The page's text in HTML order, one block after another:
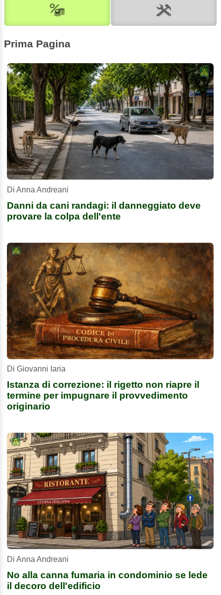
Prima Pagina
Di Anna Andreani
Danni da cani randagi: il danneggiato deve
provare la colpa dell'ente
Di Giovanni Iaria
Istanza di correzione: il rigetto non riapre il
termine per impugnare il provvedimento
originario
Di Anna Andreani
No alla canna fumaria in condominio se lede
il decoro dell'edificio